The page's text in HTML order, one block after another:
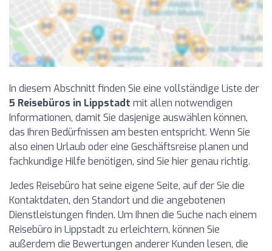
In diesem Abschnitt finden Sie eine vollständige Liste der
5 Reisebüros in Lippstadt mit allen notwendigen
Informationen, damit Sie dasjenige auswählen können,
das Ihren Bedürfnissen am besten entspricht. Wenn Sie
also einen Urlaub oder eine Geschäftsreise planen und
fachkundige Hilfe benötigen, sind Sie hier genau richtig.
Jedes Reisebüro hat seine eigene Seite, auf der Sie die
Kontaktdaten, den Standort und die angebotenen
Dienstleistungen finden. Um Ihnen die Suche nach einem
Reisebüro in Lippstadt zu erleichtern, können Sie
außerdem die Bewertungen anderer Kunden lesen, die